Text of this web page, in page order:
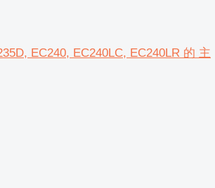
EC240, EC240LC, EC240LR 的 主